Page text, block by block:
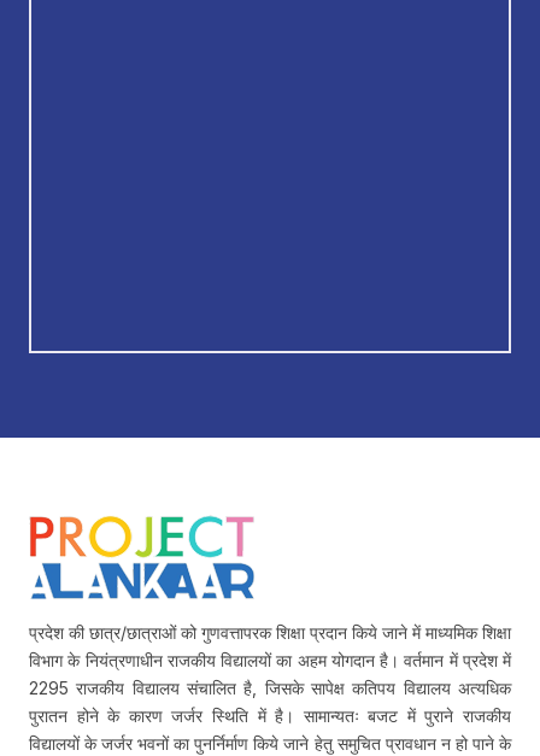
प्रदेश की छात्र/छात्राओं को गुणवत्तापरक शिक्षा प्रदान किये जाने में माध्यमिक शिक्षा
विभाग के नियंत्रणाधीन राजकीय विद्यालयों का अहम योगदान है। वर्तमान में प्रदेश में
2295 राजकीय विद्यालय संचालित है, जिसके सापेक्ष कतिपय विद्यालय अत्यधिक
पुरातन होने के कारण जर्जर स्थिति में है। सामान्यतः बजट में पुराने राजकीय
विद्यालयों के जर्जर भवनों का पुनर्निर्माण किये जाने हेतु समुचित प्रावधान न हो पाने के